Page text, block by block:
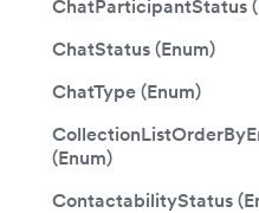
ChatParticipantStatus
ChatStatus (Enum)
ChatType (Enum)
(Enum)
ContactabilityStatus